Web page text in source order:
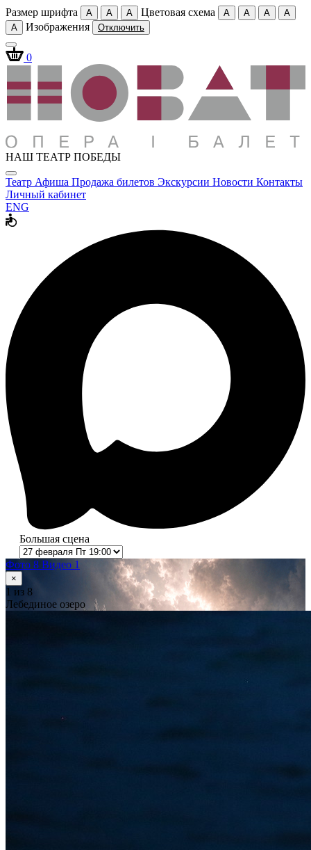
Размер шрифта A A A Цветовая схема A A A
A
A
Изображения Отключить
0
НАШ ТЕАТР ПОБЕДЫ
Театр Афиша Продажа билетов Экскурсии Новости Контакты
Личный кабинет
ENG
Большая сцена
Фото 8 Видео 1
×
1 из 8
Лебединое озеро